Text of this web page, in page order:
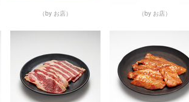
（by お店） （by お店）